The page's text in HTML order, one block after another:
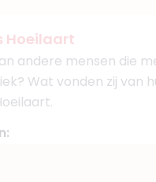
Hoeilaart
andere mensen die
Wat vonden zij van